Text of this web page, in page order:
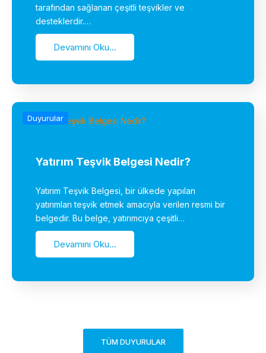
tarafından sağlanan çeşitli teşvikler ve
desteklerdir.…
Devamını Oku...
Duyurular
Yatırım Teşvik Belgesi Nedir?
Yatırım Teşvik Belgesi, bir ülkede yapılan
yatırımları teşvik etmek amacıyla verilen resmi bir
belgedir. Bu belge, yatırımcıya çeşitli…
Devamını Oku...
TÜM DUYURULAR